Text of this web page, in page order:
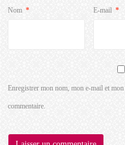
Nom * E-mail *
Enregistrer mon nom, mon e-mail et
commentaire.